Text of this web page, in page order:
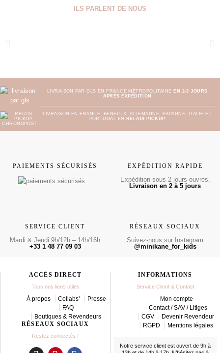
ILS PARLENT DE NOUS
LIVRAISON PAR GLS EN FRANCE MÉTROPOLITAINE EN 2-3 JOURS
APRÈS EXPÉDITION
LIVRAISON EN FRANCE, BENELUX, ALLEMAGNE, ESPAGNE, ITALIE ET
PORTUGAL EN
RELAIS PICKUP
PAIEMENTS SÉCURISÉS EXPÉDITION RAPIDE
Expédition sous 2 jours ouvrés.
Livraison en 2 à 5 jours
SERVICE CLIENT
Mardi & Jeudi 9h/12h – 14h/16h
+33 1 48 77 09 03
RÉSEAUX SOCIAUX
Suivez-nous sur Instagram
@minikane_for_kids
ACCÈS DIRECT
Tous nos liens utiles
À propos Collabs’
Presse
FAQ
Boutiques & Revendeurs
RÉSEAUX SOCIAUX
Restez connectés !
INFORMATIONS
Service Client & Contact
Mon compte
Contact / SAV / Litiges
CGV
Devenir Revendeur
RGPD
Mentions légales
Notre service client est ouvert de 9h à